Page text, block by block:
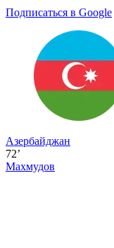
Подписаться в Google
Азербайджан
72’
Махмудов